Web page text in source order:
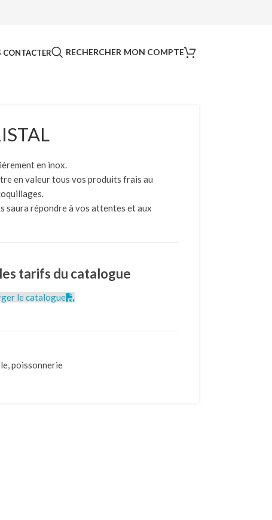
CONTACTER RECHERCHER MON COMPTE
en inox.
en valeur tous vos produits frais au
saura répondre à vos attentes et aux
tarifs du catalogue
le catalogue
,poissonnerie